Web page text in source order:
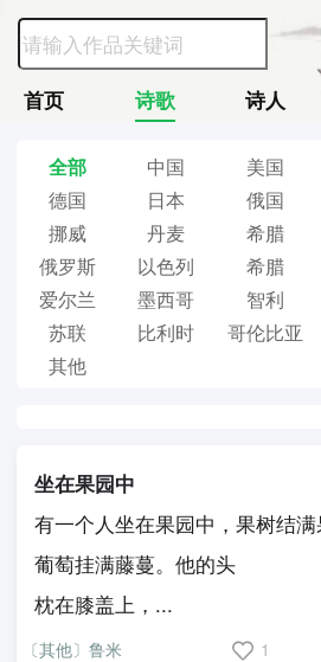
首页 诗歌 诗人
全部 中国 美国
德国
日本 俄国
挪威
丹麦 希腊
俄罗斯
以色列 希腊
爱尔兰
墨西哥 智利
苏联
比利时 哥伦比亚
其他
坐在果园中
有一个人坐在果园中，果树结满
葡萄挂满藤蔓。他的头
枕在膝盖上，...
〔其他〕鲁米 1